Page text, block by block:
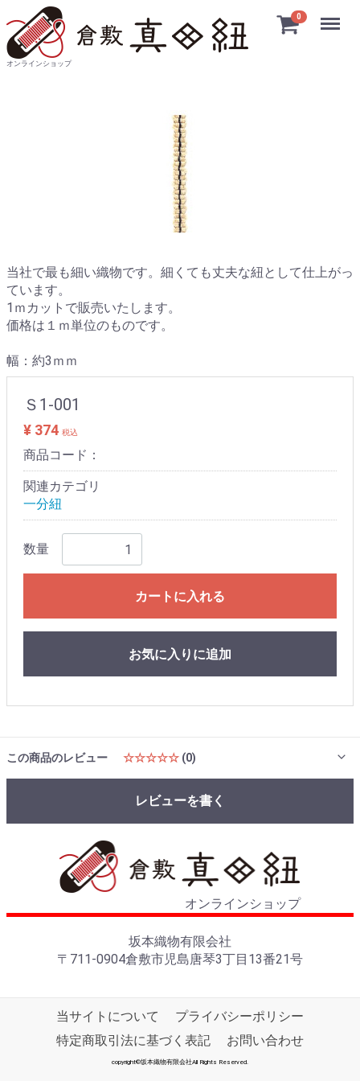
オンラインショップ
0 Menu
当社で最も細い織物です。細くても丈夫な紐として仕上がっ
ています。
1ｍカットで販売いたします。
価格は１ｍ単位のものです。
幅：約3ｍｍ
Ｓ1-001
¥ 374 税込
商品コード：
関連カテゴリ
一分紐
数量
カートに入れる
お気に入りに追加
この商品のレビュー ☆☆☆☆☆ (0)
レビューを書く
オンラインショップ
坂本織物有限会社
〒711-0904倉敷市児島唐琴3丁目13番21号
当サイトについて
プライバシーポリシー
特定商取引法に基づく表記
お問い合わせ
copyright©坂本織物有限会社All Rights Reserved.